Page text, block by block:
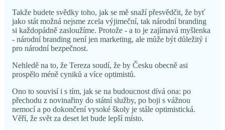
Takže budete svědky toho, jak se mě snaží přesvědčit, že byť
jako stát možná nejsme zcela výjimeční, tak národní branding
si každopádně zasloužíme. Protože - a to je zajímavá myšlenka
- národní branding není jen marketing, ale může být důležitý i
pro národní bezpečnost.
Nehledě na to, že Tereza soudí, že by Česku obecně asi
prospělo méně cyniků a více optimistů.
Ono to souvisí i s tím, jak se na budoucnost dívá ona: po
přechodu z novinařiny do státní služby, po boji s vážnou
nemocí a po dokončení vysoké školy je stále optimistická.
Věří, že svět za deset let bude lepší místo.